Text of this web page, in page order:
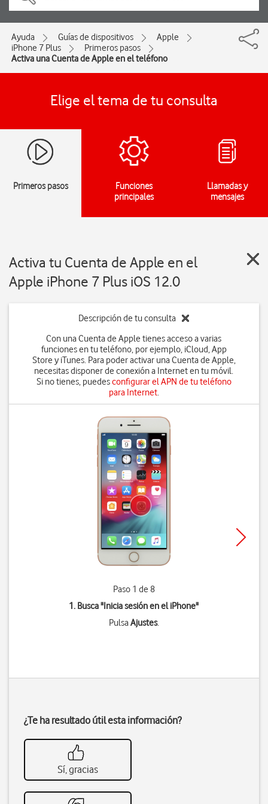
Ayuda Guías de dispositivos
Apple
iPhone 7 Plus
Primeros pasos
Activa una Cuenta de Apple en el teléfono
Elige el tema de tu consulta
Primeros pasos
Funciones
principales
Llamadas y
mensajes
Activa tu Cuenta de Apple en el
Apple iPhone 7 Plus iOS 12.0
Descripción de tu consulta
Con una Cuenta de Apple tienes acceso a varias
funciones en tu teléfono, por ejemplo, iCloud, App
Store y iTunes. Para poder activar una Cuenta de Apple,
necesitas disponer de conexión a Internet en tu móvil.
Si no tienes, puedesconfigurar el APN de tu teléfono
para Internet.
Paso 1 de 8
1. Busca "Inicia sesión en el iPhone"
PulsaAjustes.
¿Te ha resultado útil esta información?
Sí, gracias